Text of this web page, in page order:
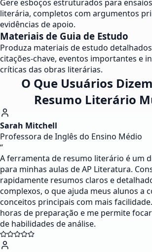
Gere esboços estruturados para
literária, completos com argumentos
evidências de apoio.
Materiais de Guia de Estudo
Produza materiais de estudo
citações-chave, eventos importantes e
críticas das obras literárias.
O Que Usuários
Resumo Literário
Sarah Mitchell
Professora de Inglês do Ensino Médio
“
A ferramenta de resumo literário é um
para minhas aulas de AP Literatura.
rapidamente resumos claros e
complexos, o que ajuda meus alunos a
conceitos principais com mais
horas de preparação e me permite
de habilidades de análise.